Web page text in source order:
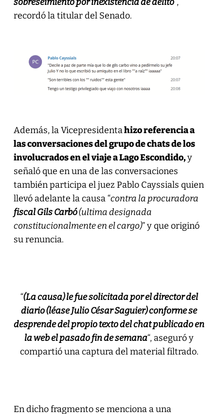
recordó la titular del Senado.
Además, la Vicepresidentahizo referencia a
las conversaciones del grupo de chats de los
involucrados en el viaje a Lago Escondido,y
señaló que en una de las conversaciones
también participa el juez Pablo Cayssials quien
llevó adelante la causa “contra la procuradora
fiscal Gils Carbó(ultima designada
constitucionalmente en el cargo)” y que originó
su renuncia.
“(La causa) le fue solicitada por el director del
diario (léase Julio César Saguier) conforme se
desprende del propio texto del chat publicado en
la web el pasado fin de semana“, aseguró y
compartió una captura del material filtrado.
En dicho fragmento se menciona a una